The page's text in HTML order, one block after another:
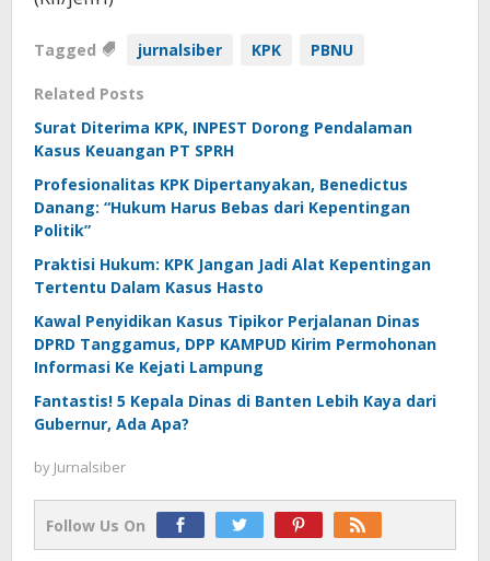
Tagged jurnalsiber KPK PBNU
Related Posts
Surat Diterima KPK, INPEST Dorong Pendalaman
Kasus Keuangan PT SPRH
Profesionalitas KPK Dipertanyakan, Benedictus
Danang: “Hukum Harus Bebas dari Kepentingan
Politik”
Praktisi Hukum: KPK Jangan Jadi Alat Kepentingan
Tertentu Dalam Kasus Hasto
Kawal Penyidikan Kasus Tipikor Perjalanan Dinas
DPRD Tanggamus, DPP KAMPUD Kirim Permohonan
Informasi Ke Kejati Lampung
Fantastis! 5 Kepala Dinas di Banten Lebih Kaya dari
Gubernur, Ada Apa?
by Jurnalsiber
Follow Us On